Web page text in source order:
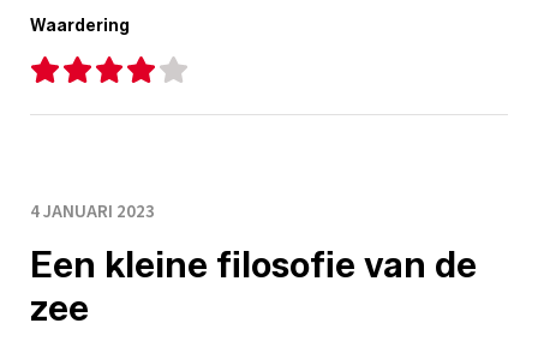
Waardering
4 JANUARI 2023
Een kleine filosofie van de
zee